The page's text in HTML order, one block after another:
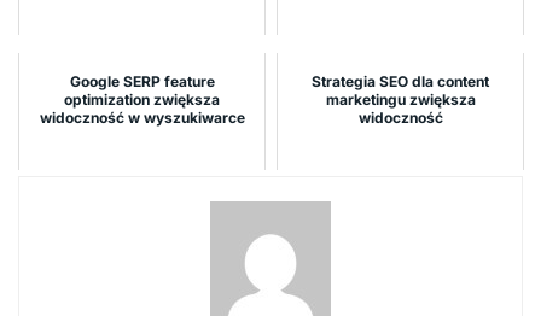
Google SERP feature
optimization zwiększa
widoczność w wyszukiwarce
Strategia SEO dla content
marketingu zwiększa
widoczność